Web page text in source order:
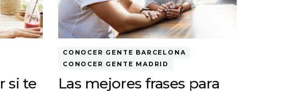
si te
CONOCER GENTE BARCELONA
CONOCER GENTE MADRID
Las mejores frases para